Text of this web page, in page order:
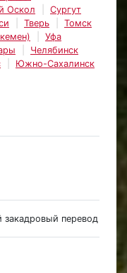
Оскол
Сургут
Тверь
Томск
Уфа
Челябинск
Южно-Сахалинск
закадровый перевод